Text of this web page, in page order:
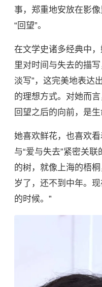
事，郑重地安放在影
“回望”。
在文学史诸多经典中
里对时间与失去的描
淡写”，这完美地表达
的理想方式。对她而
回望之后的向前，是生
她喜欢鲜花，也喜欢
与“爱与失去”紧密关
的树，就像上海的梧
岁了，还不到中年。
的时候。”